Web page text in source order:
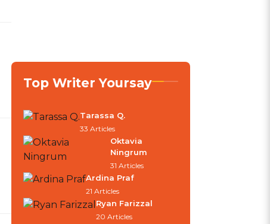
Top Writer Yoursay
Tarassa Q.
33 Articles
Oktavia
Ningrum
31 Articles
Ardina Praf
21 Articles
Ryan Farizzal
20 Articles